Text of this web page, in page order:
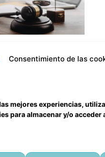
Consentimiento de las
mejores experiencias,
para almacenar y/o acceder
de No
derechos reservados